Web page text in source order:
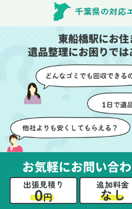
んが手際よく片付けてく
れたので、部屋が驚くほ
どスッキリしました。自
分では手が回らなかった
場所も含め、プロの力を
実感しました。
特に、物が散乱していた
部屋の整理や、細かなア
イテムの仕分けを迅速か
つ丁寧に対応していただ
けたのがありがたかった
です。家族それぞれが必
要なものを確認しながら
進めることができ、安心
できました。さらに、作
業終了後には部屋全体を
清掃していただき、まる
で新しい家のような清潔
よ
き
当
て
や
し
ち
業
し
壁
に
た
ズ
業
ち
も
い
した
千葉県の対応
東船橋駅にお住
遺品整理にお困りでは
お気軽にお問い合
出張見積り
0円
追加料金
なし